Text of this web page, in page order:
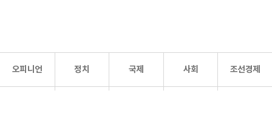
오피니언 정치 국제 사회 조선경제